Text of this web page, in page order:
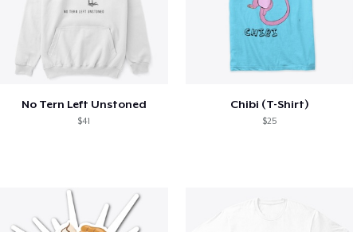
No Tern Left Unstoned
$41
Chibi (T-Shirt)
$25